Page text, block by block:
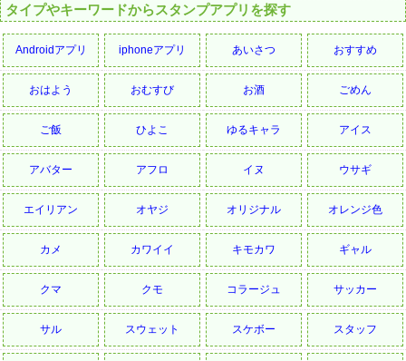
タイプやキーワードからスタンプアプリを探す
Androidアプリ iphoneアプリ あいさつ おすすめ
おはよう おむすび お酒 ごめん
ご飯 ひよこ ゆるキャラ アイス
アバター アフロ イヌ ウサギ
エイリアン オヤジ オリジナル オレンジ色
カメ カワイイ キモカワ ギャル
クマ クモ コラージュ サッカー
サル スウェット スケボー スタッフ